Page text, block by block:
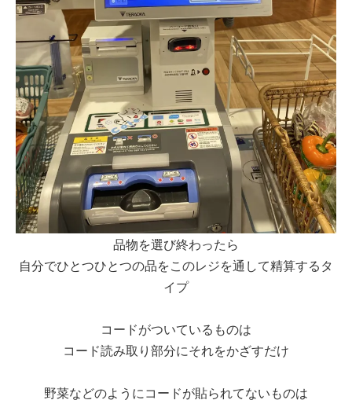
品物を選び終わったら
自分でひとつひとつの品をこのレジを通して精算するタ
イプ
コードがついているものは
コード読み取り部分にそれをかざすだけ
野菜などのようにコードが貼られてないものは